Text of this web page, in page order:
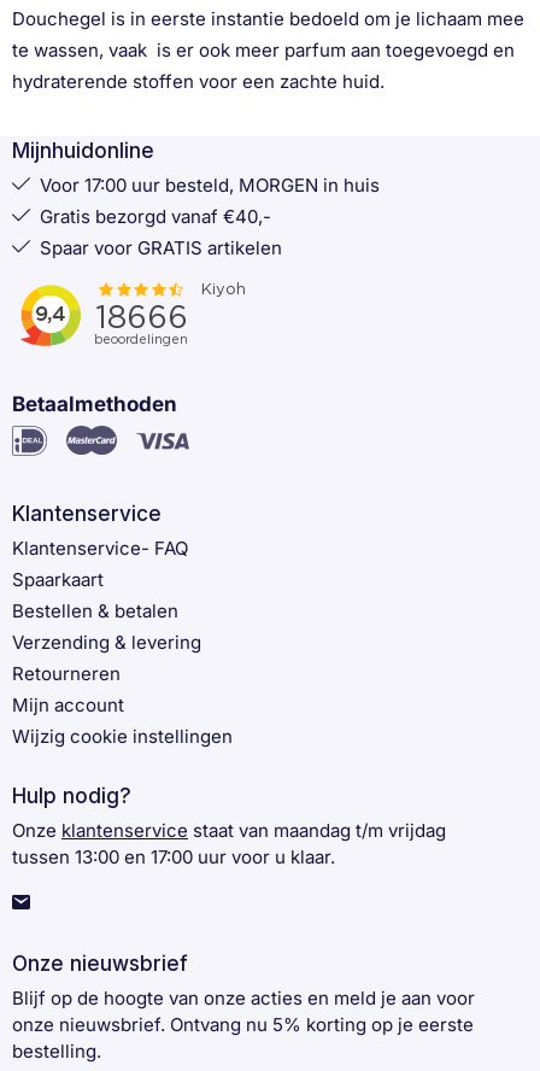
Douchegel is in eerste instantie bedoeld om je lichaam mee
te wassen, vaak is er ook meer parfum aan toegevoegd en
hydraterende stoffen voor een zachte huid.
Mijnhuidonline
Voor 17:00 uur besteld, MORGEN in huis
Gratis bezorgd vanaf €40,-
Spaar voor GRATIS artikelen
Betaalmethoden
Klantenservice
Klantenservice- FAQ
Spaarkaart
Bestellen & betalen
Verzending & levering
Retourneren
Mijn account
Wijzig cookie instellingen
Hulp nodig?
Onze klantenservice staat van maandag t/m vrijdag
tussen 13:00 en 17:00 uur voor u klaar.
Onze nieuwsbrief
Blijf op de hoogte van onze acties en meld je aan voor
onze nieuwsbrief. Ontvang nu 5% korting op je eerste
bestelling.